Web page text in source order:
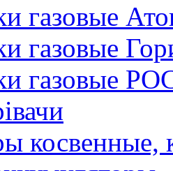
газовые
газовые
газовые
косвенные,